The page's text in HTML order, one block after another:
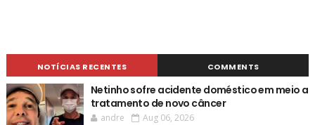
NOTÍCIAS RECENTES COMMENTS
Netinho sofre acidente doméstico em meio a
tratamento de novo câncer
andre Aug 06, 2026